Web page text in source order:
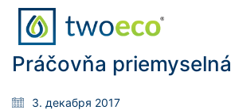
Práčovňa priemyselná
3. декабря 2017